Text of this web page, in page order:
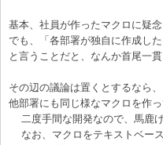
基本、社員が作ったマクロに疑
でも、「各部署が独自に作成し
と言うことだと、なんか首尾一貫
その辺の議論は置くとするなら、
他部署にも同じ様なマクロを作
二度手間な開発なので、馬鹿
なお、マクロをテキストベー